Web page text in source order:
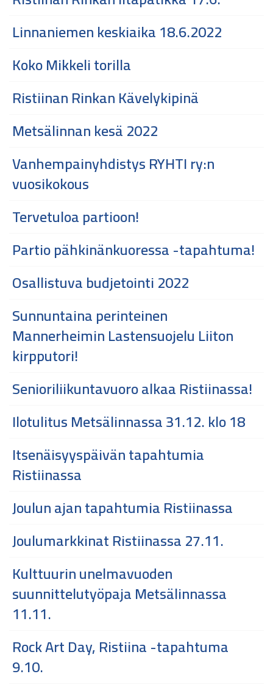
Linnaniemen keskiaika 18.6.2022
Koko Mikkeli torilla
Ristiinan Rinkan Kävelykipinä
Metsälinnan kesä 2022
Vanhempainyhdistys RYHTI ry:n
vuosikokous
Tervetuloa partioon!
Partio pähkinänkuoressa -tapahtuma!
Osallistuva budjetointi 2022
Sunnuntaina perinteinen
Mannerheimin Lastensuojelu Liiton
kirpputori!
Senioriliikuntavuoro alkaa Ristiinassa!
Ilotulitus Metsälinnassa 31.12. klo 18
Itsenäisyyspäivän tapahtumia
Ristiinassa
Joulun ajan tapahtumia Ristiinassa
Joulumarkkinat Ristiinassa 27.11.
Kulttuurin unelmavuoden
suunnittelutyöpaja Metsälinnassa
11.11.
Rock Art Day, Ristiina -tapahtuma
9.10.